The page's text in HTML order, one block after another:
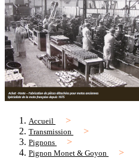
Accueil
Transmission
Pignons
Pignon Monet & Goyon